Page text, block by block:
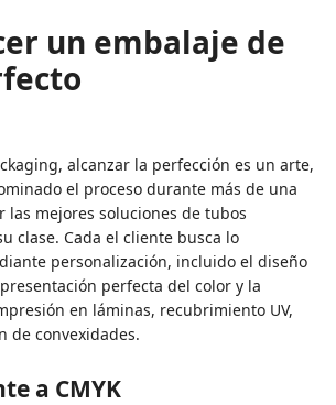
un embalaje de
alcanzar la perfección es un arte,
el proceso durante más de una
las mejores soluciones de tubos
clase. Cada el cliente busca lo
personalización, incluido el diseño
perfecta del color y la
en láminas, recubrimiento UV,
de convexidades.
a CMYK